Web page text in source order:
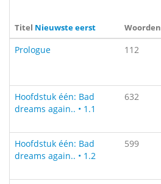
Titel Nieuwste eerst Woorden
Prologue 112
Hoofdstuk één: Bad
dreams again.. • 1.1
632
Hoofdstuk één: Bad
dreams again.. • 1.2
599